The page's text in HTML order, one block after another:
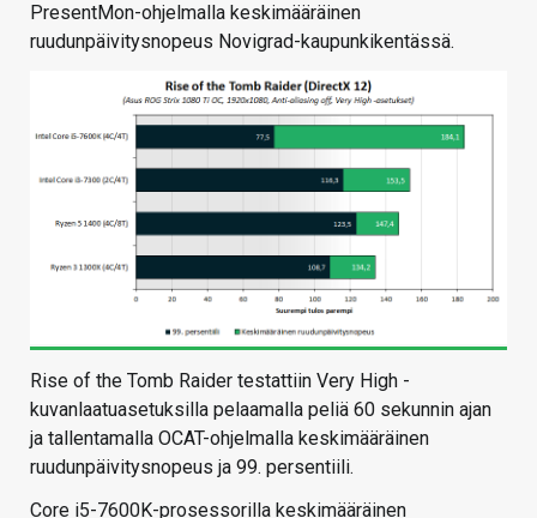
PresentMon-ohjelmalla keskimääräinen
ruudunpäivitysnopeus Novigrad-kaupunkikentässä.
Rise of the Tomb Raider testattiin Very High -
kuvanlaatuasetuksilla pelaamalla peliä 60 sekunnin ajan
ja tallentamalla OCAT-ohjelmalla keskimääräinen
ruudunpäivitysnopeus ja 99. persentiili.
Core i5-7600K-prosessorilla keskimääräinen